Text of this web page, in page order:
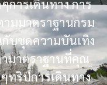
การเดินทาง การ
มมาตราฐานกรม
บชุดความบันเทิง
มาตราฐานที่คุณ
ทริปการเดินทาง